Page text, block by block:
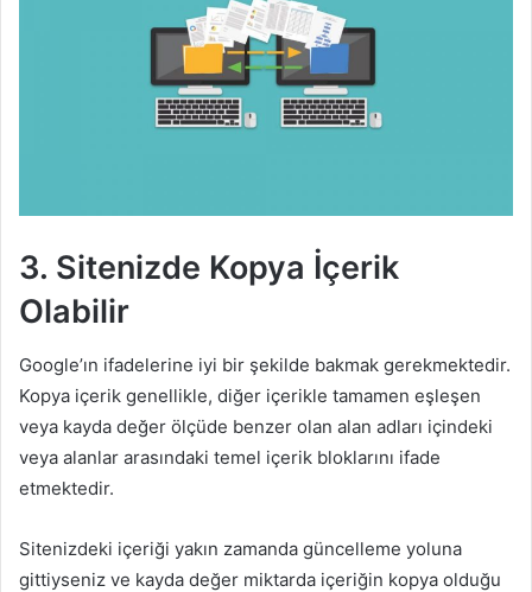
3. Sitenizde Kopya İçerik
Olabilir
Google’ın ifadelerine iyi bir şekilde bakmak gerekmektedir.
Kopya içerik genellikle, diğer içerikle tamamen eşleşen
veya kayda değer ölçüde benzer olan alan adları içindeki
veya alanlar arasındaki temel içerik bloklarını ifade
etmektedir.
Sitenizdeki içeriği yakın zamanda güncelleme yoluna
gittiyseniz ve kayda değer miktarda içeriğin kopya olduğu